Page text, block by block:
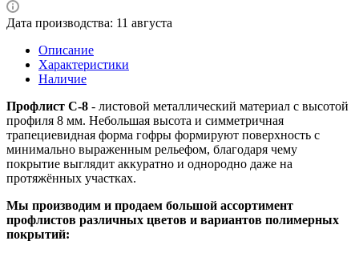
Дата производства: 11 августа
Описание
Характеристики
Наличие
Профлист С-8 - листовой металлический материал с высотой
профиля 8 мм. Небольшая высота и симметричная
трапециевидная форма гофры формируют поверхность с
минимально выраженным рельефом, благодаря чему
покрытие выглядит аккуратно и однородно даже на
протяжённых участках.
Мы производим и продаем большой ассортимент
профлистов различных цветов и вариантов полимерных
покрытий: